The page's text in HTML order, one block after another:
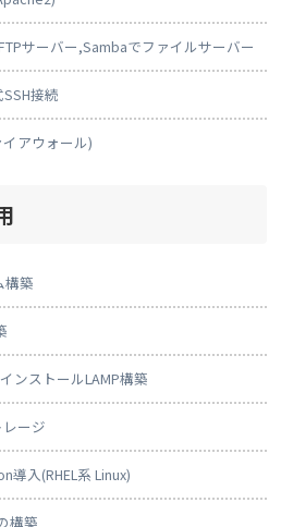
サーバー,Sambaでファイルサーバー
接続
イアウォール)
構築
ンストールLAMP構築
ージ
導入(RHEL系 Linux)
構築